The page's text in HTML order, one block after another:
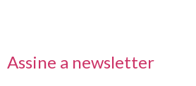
Assine a newsletter